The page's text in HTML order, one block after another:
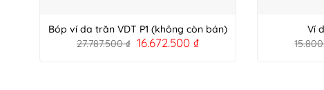
Bóp ví da trăn VDT P1 (không còn bán)
27.787.500₫ 16.672.500₫
Ví